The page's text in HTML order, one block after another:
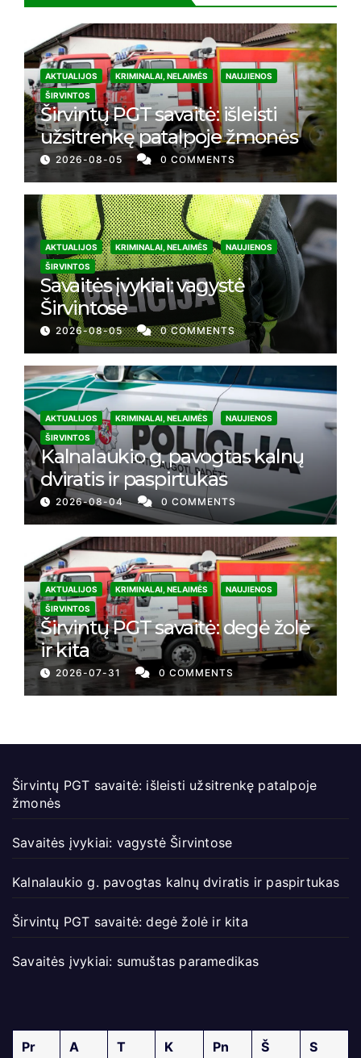
AKTUALIJOS KRIMINALAI, NELAIMĖS
NAUJIENOS
ŠIRVINTOS
Širvintų PGT savaitė: išleisti
užsitrenkę patalpoje žmonės
2026-08-05 0 COMMENTS
AKTUALIJOS KRIMINALAI, NELAIMĖS
NAUJIENOS
ŠIRVINTOS
Savaitės įvykiai: vagystė
Širvintose
2026-08-05 0 COMMENTS
AKTUALIJOS KRIMINALAI, NELAIMĖS
NAUJIENOS
ŠIRVINTOS
Kalnalaukio g. pavogtas kalnų
dviratis ir paspirtukas
2026-08-04 0 COMMENTS
AKTUALIJOS KRIMINALAI, NELAIMĖS
NAUJIENOS
ŠIRVINTOS
Širvintų PGT savaitė: degė žolė
ir kita
2026-07-31 0 COMMENTS
Širvintų PGT savaitė: išleisti užsitrenkę patalpoje
žmonės
Savaitės įvykiai: vagystė Širvintose
Kalnalaukio g. pavogtas kalnų dviratis ir paspirtukas
Širvintų PGT savaitė: degė žolė ir kita
Savaitės įvykiai: sumuštas paramedikas
Pr A T K Pn Š S